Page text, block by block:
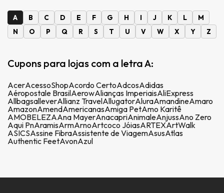
A B C D E F G H I J K L
M
N
O P Q R S T U V W X Y Z
Cupons para lojas com a letra A:
AcerAcessoShopAcordo CertoAdcosAdidas
Aéropostale BrasilAerowAlianças ImperiaisAliExpress
AllbagsalleverAllianz TravelAllugatorAluraAmandineAmaro
AmazonAmendAmericanasAmiga PetAmo Karitê
AMOBELEZAAna MayerAnacapriAnimaleAnjussAno Zero
Aqui PnAramisArmArnoArtcoco JóiasARTEXArtWalk
ASICSAssine FibraAssistente de ViagemAsusAtlas
Authentic FeetAvonAzul